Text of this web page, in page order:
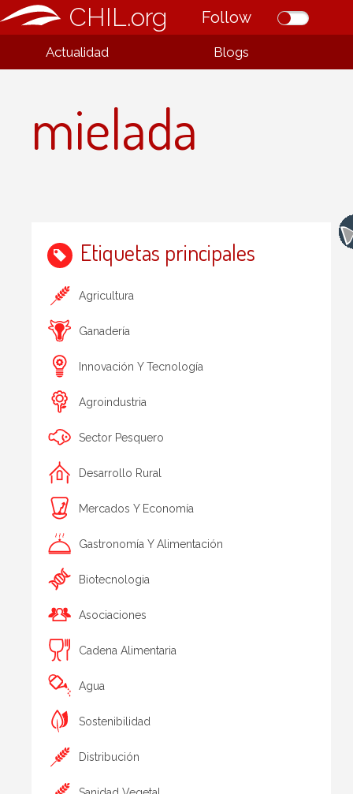
CHIL.org Follow
Actualidad Blogs
mielada
Etiquetas principales
Agricultura
Ganadería
Innovación Y Tecnología
Agroindustria
Sector Pesquero
Desarrollo Rural
Mercados Y Economía
Gastronomía Y Alimentación
Biotecnologia
Asociaciones
Cadena Alimentaria
Agua
Sostenibilidad
Distribución